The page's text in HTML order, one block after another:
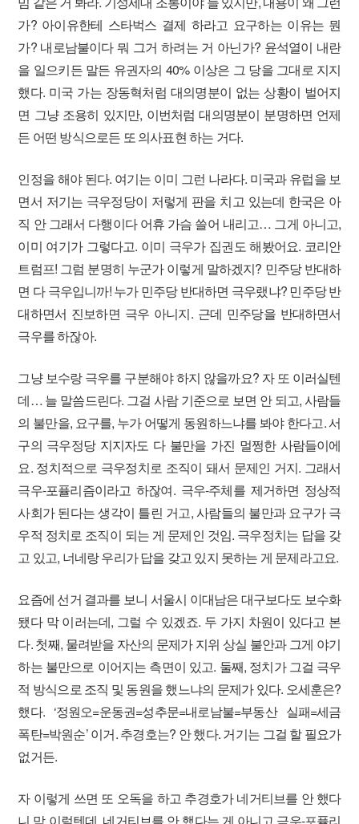
가? 아이유한테 스타벅스 결제 하라고 요구하는 이유는 뭔
가? 내로남불이다 뭐 그거 하려는 거 아닌가? 윤석열이 내란
을 일으키든 말든 유권자의 40% 이상은 그 당을 그대로 지지
했다. 미국 가는 장동혁처럼 대의명분이 없는 상황이 벌어지
면 그냥 조용히 있지만, 이번처럼 대의명분이 분명하면 언제
든 어떤 방식으로든 또 의사표현 하는 거다.
인정을 해야 된다. 여기는 이미 그런 나라다. 미국과 유럽을 보
면서 저기는 극우정당이 저렇게 판을 치고 있는데 한국은 아
직 안 그래서 다행이다 어휴 가슴 쓸어 내리고… 그게 아니고,
이미 여기가 그렇다고. 이미 극우가 집권도 해봤어요. 코리안
트럼프! 그럼 분명히 누군가 이렇게 말하겠지? 민주당 반대하
면 다 극우입니까! 누가 민주당 반대하면 극우랬냐? 민주당 반
대하면서 진보하면 극우 아니지. 근데 민주당을 반대하면서
극우를 하잖아.
그냥 보수랑 극우를 구분해야 하지 않을까요? 자 또 이러실텐
데… 늘 말씀드린다. 그걸 사람 기준으로 보면 안 되고, 사람들
의 불만을, 요구를, 누가 어떻게 동원하느냐를 봐야 한다고. 서
구의 극우정당 지지자도 다 불만을 가진 멀쩡한 사람들이에
요. 정치적으로 극우정치로 조직이 돼서 문제인 거지. 그래서
극우-포퓰리즘이라고 하잖여. 극우-주체를 제거하면 정상적
사회가 된다는 생각이 틀린 거고, 사람들의 불만과 요구가 극
우적 정치로 조직이 되는 게 문제인 것임. 극우정치는 답을 갖
고 있고, 너네랑 우리가 답을 갖고 있지 못하는 게 문제라고요.
요즘에 선거 결과를 보니 서울시 이대남은 대구보다도 보수화
됐다 막 이러는데, 그럴 수 있겠죠. 두 가지 차원이 있다고 본
다. 첫째, 물려받을 자산의 문제가 지위 상실 불안과 그게 야기
하는 불만으로 이어지는 측면이 있고. 둘째, 정치가 그걸 극우
적 방식으로 조직 및 동원을 했느냐의 문제가 있다. 오세훈은?
했다. ‘정원오=운동권=성추문=내로남불=부동산 실패=세금
폭탄=박원순’ 이거. 추경호는? 안 했다. 거기는 그걸 할 필요가
없거든.
자 이렇게 쓰면 또 오독을 하고 추경호가 네거티브를 안 했다